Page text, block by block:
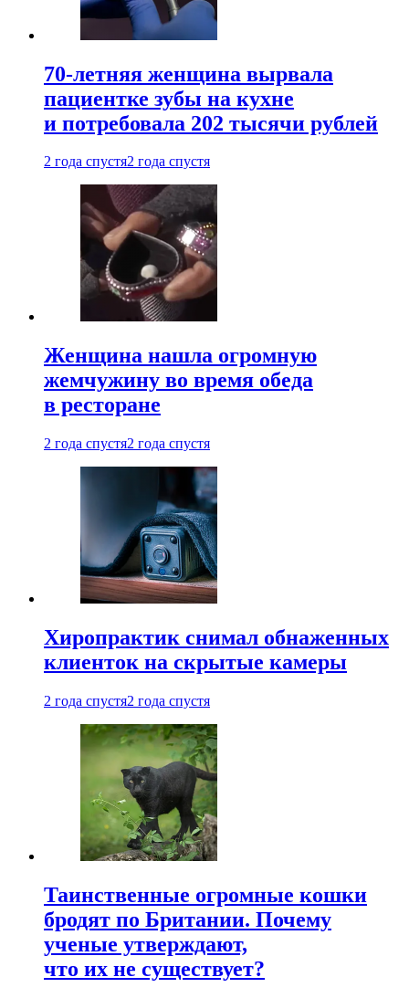
70-летняя женщина вырвала
пациентке зубы на кухне
и потребовала 202 тысячи рублей
2 года спустя2 года спустя
Женщина нашла огромную
жемчужину во время обеда
в ресторане
2 года спустя2 года спустя
Хиропрактик снимал обнаженных
клиенток на скрытые камеры
2 года спустя2 года спустя
Таинственные огромные кошки
бродят по Британии. Почему
ученые утверждают,
что их не существует?